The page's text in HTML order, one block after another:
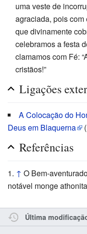
uma veste de
agraciada, pois com
que divinamente
celebramos a festa
clamamos com Fé:
cristãos!”
Ligações
A Colocação do
Deus em Blaquerna
Referências
↑ O Bem-
notável monge
Última